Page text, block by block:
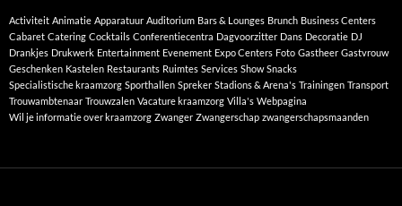
Activiteit Animatie Apparatuur Auditorium Bars & Lounges Brunch Business Centers
Cabaret Catering Cocktails Conferentiecentra Dagvoorzitter Dans Decoratie DJ
Drankjes Drukwerk Entertainment Evenement Expo Centers Foto Gastheer Gastvrouw
Geschenken Kastelen Restaurants Ruimtes Services Show Snacks
Specialistische kraamzorg Sporthallen Spreker Stadions & Arena's Trainingen Transport
Trouwambtenaar Trouwzalen Vacature kraamzorg Villa's Webpagina
Wil je informatie over kraamzorg Zwanger Zwangerschap zwangerschapsmaanden